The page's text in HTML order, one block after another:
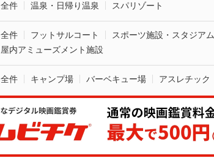
全件 温泉・日帰り温泉 スパリゾート
全件 フットサルコート スポーツ施設・スタジアム
屋内アミューズメント施設
全件 キャンプ場 バーベキュー場 アスレチック